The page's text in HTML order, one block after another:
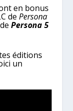
en bonus
dePersona
Persona 5
éditions
un